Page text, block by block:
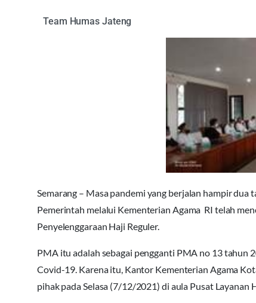
Team Humas Jateng
Semarang – Masa pandemi yang berjalan hampir
Pemerintah melalui Kementerian Agama RI telah
Penyelenggaraan Haji Reguler.
PMA itu adalah sebagai pengganti PMA no 13 tahun
Covid-19. Karena itu, Kantor Kementerian Agama
pihak pada Selasa (7/12/2021) di aula Pusat Layanan